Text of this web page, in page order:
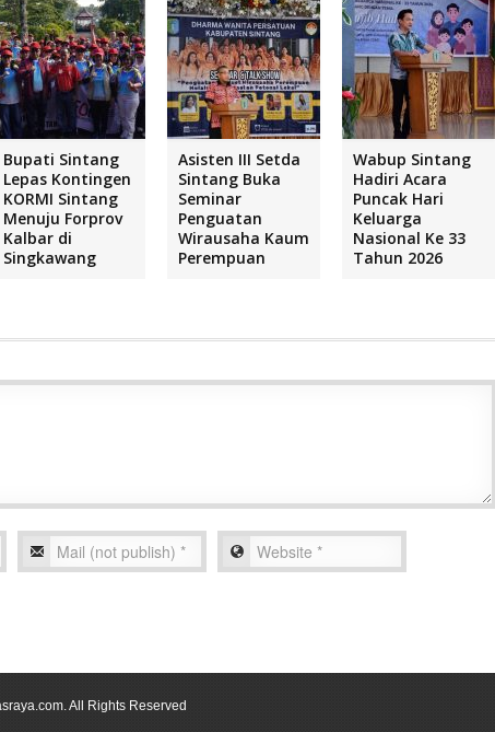
Bupati Sintang
Lepas Kontingen
KORMI Sintang
Menuju Forprov
Kalbar di
Singkawang
Asisten III Setda
Sintang Buka
Seminar
Penguatan
Wirausaha Kaum
Perempuan
Wabup Sintang
Hadiri Acara
Puncak Hari
Keluarga
Nasional Ke 33
Tahun 2026
. All Rights Reserved